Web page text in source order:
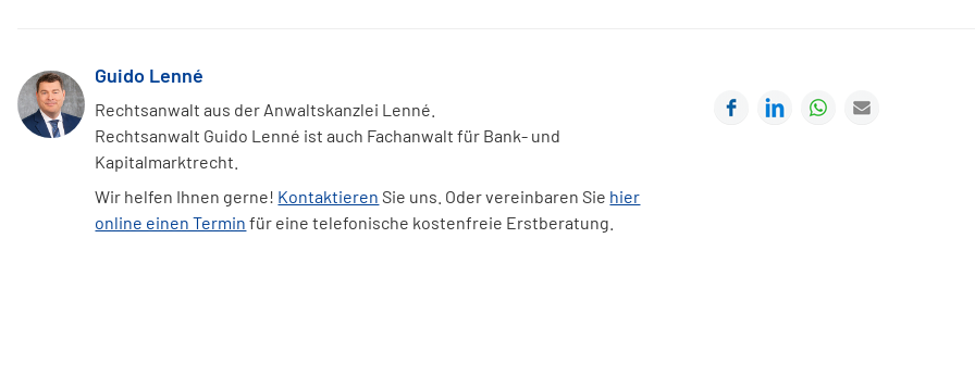
Guido Lenné
Rechtsanwalt aus der Anwaltskanzlei Lenné.
Rechtsanwalt Guido Lenné ist auch Fachanwalt für Bank- und
Kapitalmarktrecht.
Wir helfen Ihnen gerne! Kontaktieren Sie uns. Oder vereinbaren Sie hier
online einen Termin für eine telefonische kostenfreie Erstberatung.
FacebookLinkedInWhatsApp